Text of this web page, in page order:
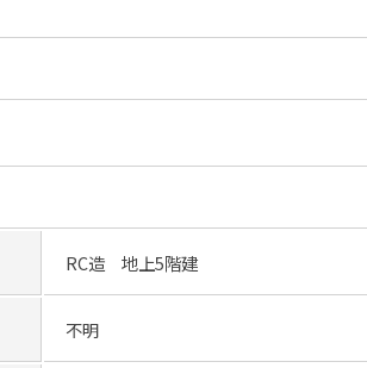
RC造 地上5階建
不明